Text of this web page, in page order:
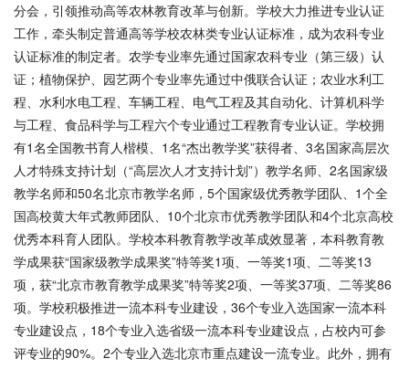
分会，引领推动高等农林教育改革与创新。学校大力推进专业认证
工作，牵头制定普通高等学校农林类专业认证标准，成为农科专业
认证标准的制定者。农学专业率先通过国家农科专业（第三级）认
证；植物保护、园艺两个专业率先通过中俄联合认证；农业水利工
程、水利水电工程、车辆工程、电气工程及其自动化、计算机科学
与工程、食品科学与工程六个专业通过工程教育专业认证。学校拥
有1名全国教书育人楷模、1名“杰出教学奖”获得者、3名国家高层次
人才特殊支持计划（“高层次人才支持计划”）教学名师、2名国家级
教学名师和50名北京市教学名师，5个国家级优秀教学团队、1个全
国高校黄大年式教师团队、10个北京市优秀教学团队和4个北京高校
优秀本科育人团队。学校本科教育教学改革成效显著，本科教育教
学成果获“国家级教学成果奖”特等奖1项、一等奖1项、二等奖13
项，获“北京市教育教学成果奖”特等奖2项、一等奖37项、二等奖86
项。学校积极推进一流本科专业建设，36个专业入选国家一流本科
专业建设点，18个专业入选省级一流本科专业建设点，占校内可参
评专业的90%。2个专业入选北京市重点建设一流专业。此外，拥有